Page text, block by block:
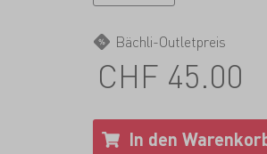
Bächli-Outletpreis
CHF 45.00